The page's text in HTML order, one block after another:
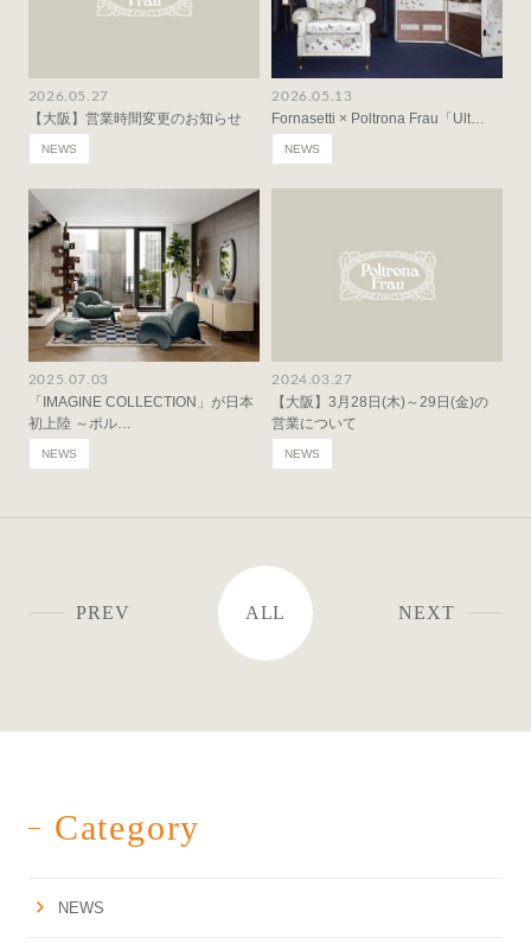
2026.05.27
【大阪】営業時間変更のお知らせ
NEWS
2026.05.13
Fornasetti × Poltrona Frau「Ult…
NEWS
2025.07.03
「IMAGINE COLLECTION」が日本
初上陸 ～ポル…
NEWS
2024.03.27
【大阪】3月28日(木)～29日(金)の
営業について
NEWS
PREV ALL NEXT
Category
NEWS